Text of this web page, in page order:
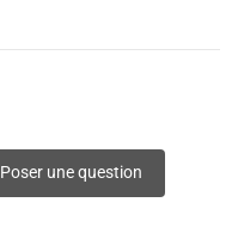
Poser une question